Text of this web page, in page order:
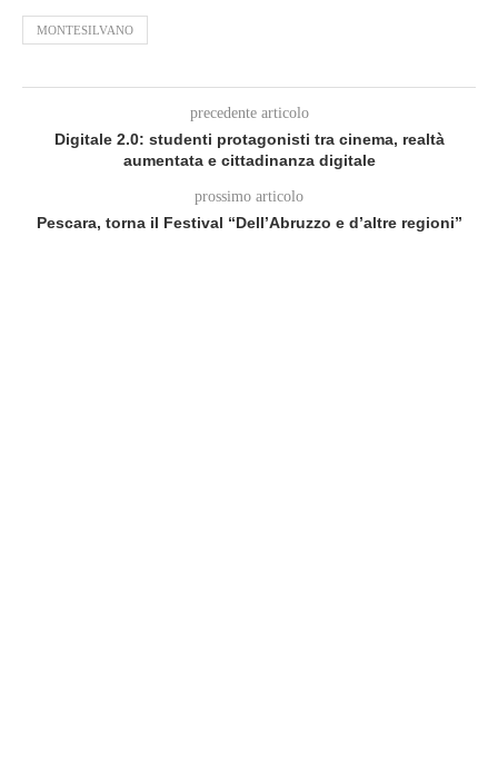
MONTESILVANO
precedente articolo
Digitale 2.0: studenti protagonisti tra cinema, realtà
aumentata e cittadinanza digitale
prossimo articolo
Pescara, torna il Festival “Dell’Abruzzo e d’altre regioni”